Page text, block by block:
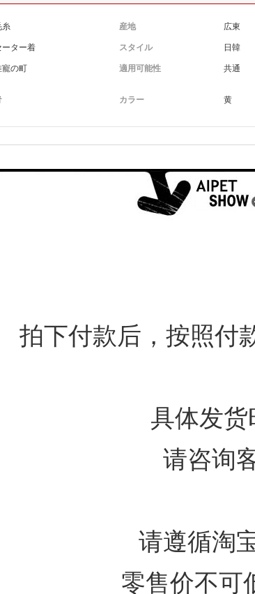
糸 産地 広東
ーター着 スタイル 日韓
寵の町 適用可能性 共通
カラー 黄
拍下付款后，按照付
具体发货
请咨询
请遵循淘
零售价不可